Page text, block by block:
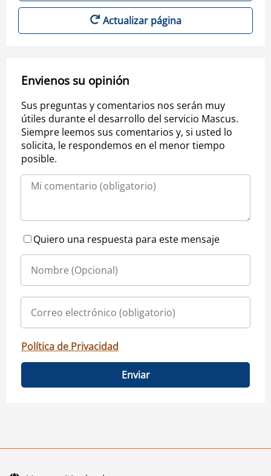
Actualizar página
Envienos su opinión
Sus preguntas y comentarios nos serán muy
útiles durante el desarrollo del servicio Mascus.
Siempre leemos sus comentarios y, si usted lo
solicita, le respondemos en el menor tiempo
posible.
Quiero una respuesta para este mensaje
Política de Privacidad
Enviar